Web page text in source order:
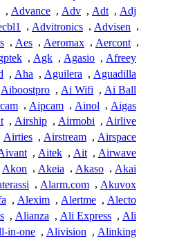
Adj
,
Adt
,
Adv
,
Advance
,
,
Advisen
,
Advitronics
,
,
Aercont
,
Aeromax
,
Aes
,
Afreey
,
Agasio
,
Agk
,
Aguadilla
,
Aguilera
,
Aha
,
Ai Ball
,
Ai Wifi
,
Aiboostpro
Aigas
,
Ainol
,
Aipcam
,
Airlive
,
Airmobi
,
Airship
,
Airspace
,
Airstream
,
Airties
Airwave
,
Ait
,
Aitek
,
Akai
,
Akaso
,
Akeia
,
Akon
Akuvox
,
Alarm.com
,
Alecto
,
Alertme
,
Alexim
,
Ali
,
Ali Express
,
Alianza
,
Alinking
,
Alivision
,
in-one